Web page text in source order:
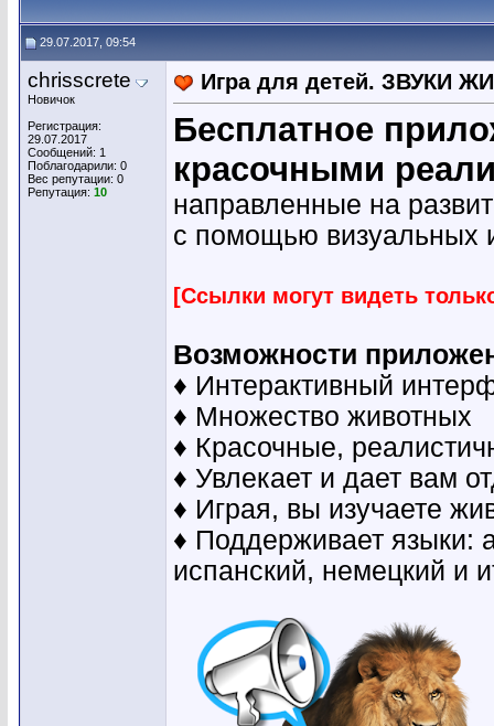
29.07.2017, 09:54
chrisscrete
Новичок
Регистрация:
29.07.2017
Сообщений: 1
Поблагодарили: 0
Вес репутации: 0
Репутация: 10
Игра для детей. ЗВУКИ
Бесплатное
красочными
направленные на
с помощью визуальных
[Ссылки могут видеть
Возможности
♦ Интерактивный
♦ Множество животных
♦ Красочные,
♦ Увлекает и дает вам
♦ Играя, вы изучаете
♦ Поддерживает языки:
испанский, немецкий и